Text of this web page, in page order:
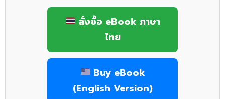
สั่งซื้อ eBook ภาษา
ไทย
Buy eBook
(English Version)